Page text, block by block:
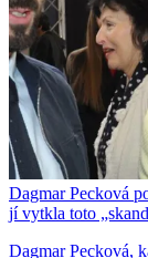
Dagmar Pecková
jí vytkla toto
Dagmar Pecková,